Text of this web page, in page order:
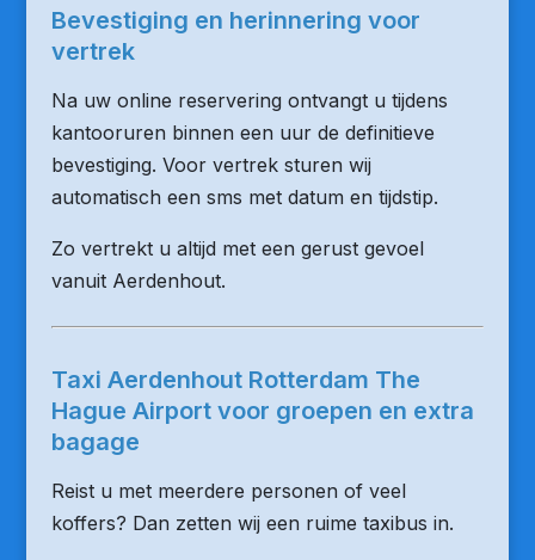
Bevestiging en herinnering voor
vertrek
Na uw online reservering ontvangt u tijdens
kantooruren binnen een uur de definitieve
bevestiging. Voor vertrek sturen wij
automatisch een sms met datum en tijdstip.
Zo vertrekt u altijd met een gerust gevoel
vanuit Aerdenhout.
Taxi Aerdenhout Rotterdam The
Hague Airport voor groepen en extra
bagage
Reist u met meerdere personen of veel
koffers? Dan zetten wij een ruime taxibus in.